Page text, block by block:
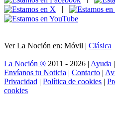
|
Ver La Noción en: Móvil | Clásica
La Noción ® 2011 - 2026 | Ayuda |
Envíanos tu Noticia | Contacto |
Privacidad | Política de cookies |
cookies